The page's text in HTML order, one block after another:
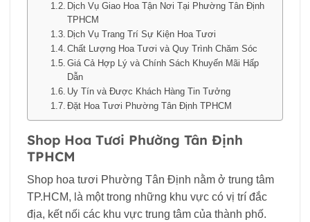
Dịch Vụ Giao Hoa Tận Nơi Tại Phường Tân Định
TPHCM
Dịch Vụ Trang Trí Sự Kiện Hoa Tươi
Chất Lượng Hoa Tươi và Quy Trình Chăm Sóc
Giá Cả Hợp Lý và Chính Sách Khuyến Mãi Hấp
Dẫn
Uy Tín và Được Khách Hàng Tin Tưởng
Đặt Hoa Tươi Phường Tân Định TPHCM
Shop Hoa Tươi Phường Tân Định
TPHCM
Shop hoa tươi Phường Tân Định nằm ở trung tâm
TP.HCM, là một trong những khu vực có vị trí đắc
địa, kết nối các khu vực trung tâm của thành phố.